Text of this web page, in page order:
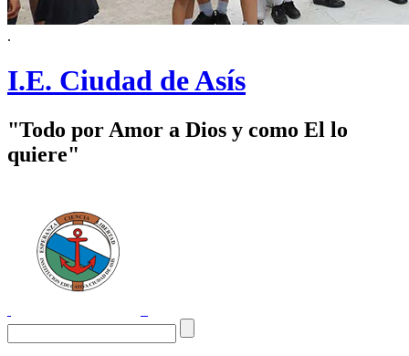
.
I.E. Ciudad de Asís
"Todo por Amor a Dios y como El lo
quiere"